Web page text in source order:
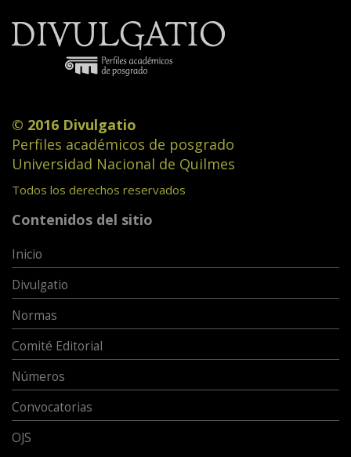
© 2016 Divulgatio
Perfiles académicos de posgrado
Universidad Nacional de Quilmes
Todos los derechos reservados
Contenidos del sitio
Inicio
Divulgatio
Normas
Comité Editorial
Números
Convocatorias
OJS